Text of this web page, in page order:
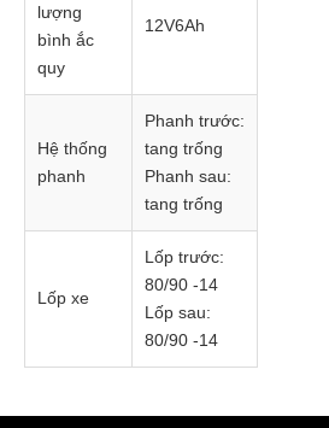
lượng
bình ắc
quy
12V6Ah
Hệ thống
phanh
Phanh trước:
tang trống
Phanh sau:
tang trống
Lốp xe
Lốp trước:
80/90 -14
Lốp sau:
80/90 -14